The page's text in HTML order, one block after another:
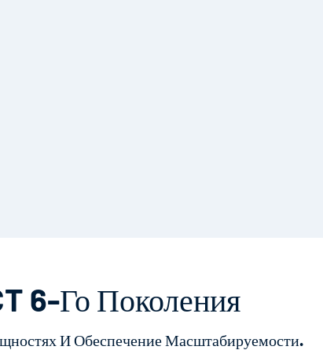
6-Го Поколения
И Обеспечение Масштабируемости.